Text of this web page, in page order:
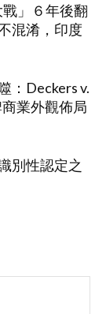
戰」６年後翻
混淆，印度
：Deckers v.
業外觀佈局
別性認定之